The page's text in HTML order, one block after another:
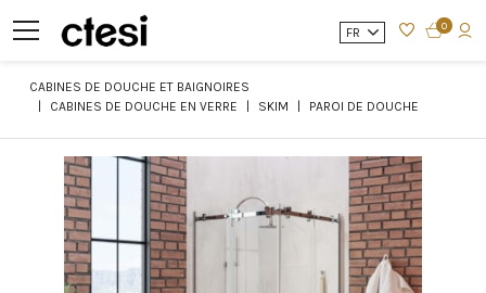
FR 0
CABINES DE DOUCHE ET BAIGNOIRES
CABINES DE DOUCHE EN VERRE
SKIM PAROI DE DOUCHE